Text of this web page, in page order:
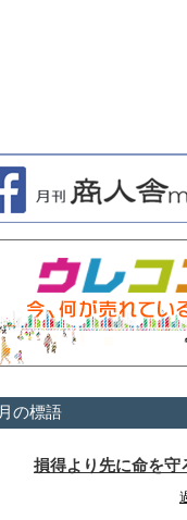
の標語
損得より先に命を守